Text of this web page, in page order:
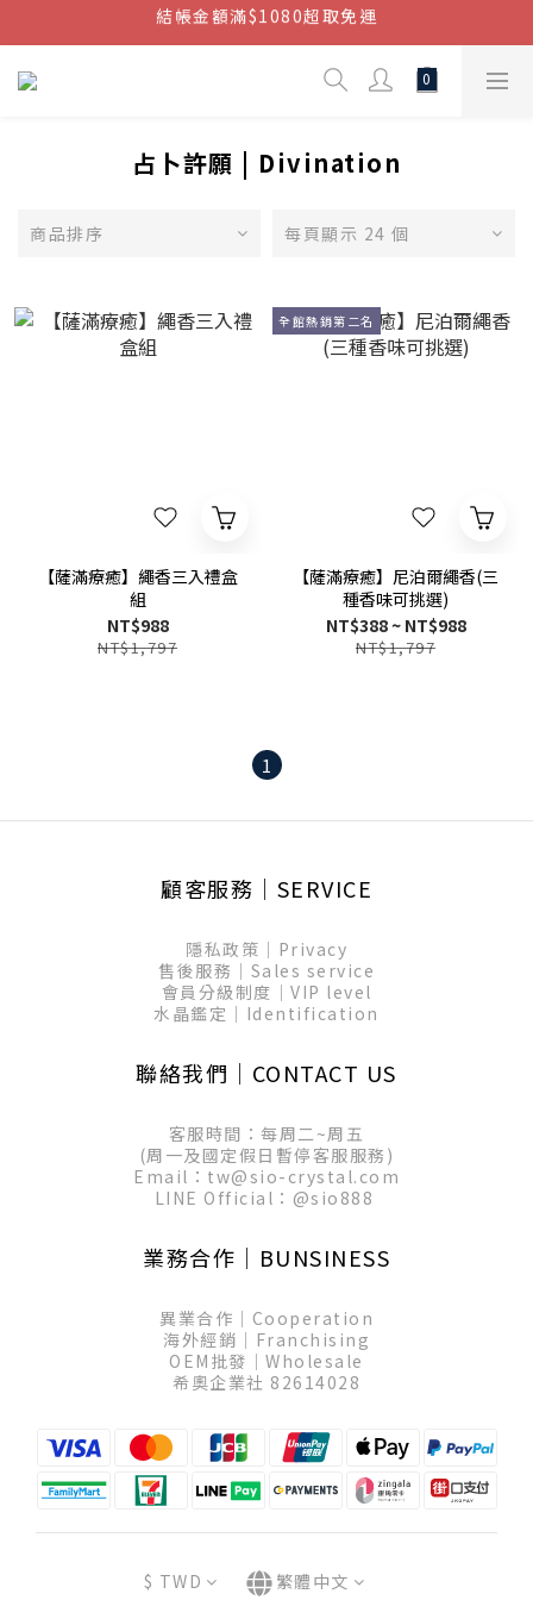
結帳金額滿$1080超取免運
結帳金額滿$1080超取免運
結帳金額滿$1080超取免運
占卜許願 | Divination
商品排序 每頁顯示 24 個
【薩滿療癒】繩香三入禮盒
組
NT$988
NT$1,797
全館熱銷第二名
【薩滿療癒】尼泊爾繩香(三
種香味可挑選)
NT$388 ~ NT$988
NT$1,797
1
顧客服務│SERVICE
隱私政策│Privacy
售後服務│Sales service
會員分級制度│VIP level
水晶鑑定│Identification
聯絡我們│CONTACT US
客服時間：每周二~周五
(周一及國定假日暫停客服服務)
Email：tw@sio-crystal.com
LINE Official： @sio888
業務合作│BUNSINESS
異業合作│Cooperation
海外經銷│Franchising
OEM批發│Wholesale
希奧企業社 82614028
$ TWD 繁體中文